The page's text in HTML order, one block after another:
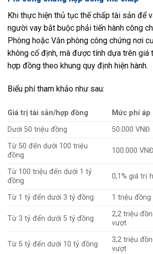
Khi thực hiện thủ tục thế chấp tài sản để
người vay bắt buộc phải tiến hành công
Phòng hoặc Văn phòng công chứng nơi
không cố định, mà được tính dựa trên giá
hợp đồng theo khung quy định hiện hành.
Biểu phí tham khảo như sau:
Giá trị tài sản/hợp đồng
Mức phí áp
Dưới 50 triệu đồng
50.000 VNĐ
Từ 50 đến dưới 100 triệu
đồng
100.000 VNĐ
Từ 100 triệu đến dưới 1 tỷ
đồng
0,1% giá trị
Từ 1 tỷ đến dưới 3 tỷ đồng 1 triệu đồng
Từ 3 tỷ đến dưới 5 tỷ đồng
2,2 triệu
vượt
Từ 5 tỷ đến dưới 10 tỷ đồng
3,2 triệu
vượt